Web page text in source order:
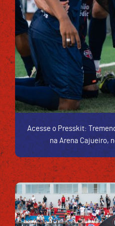
Acesse o Presskit:
na Arena Cajueiro,